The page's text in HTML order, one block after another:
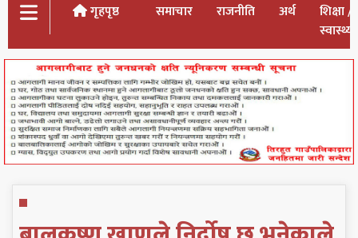
गृहपृष्ठ समाचार राजनीति अर्थ
शिक्षा /
स्वास्थ्य